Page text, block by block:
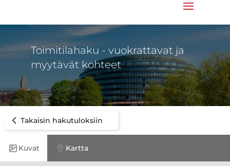
Toimitilahaku - vuokrattavat ja
myytävät kohteet
Takaisin hakutuloksiin
Kuvat Kartta